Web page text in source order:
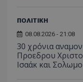
ΠΟΛΙΤΙΚΗ
08.08.2026 - 21:08
30 χρόνια
Προεδρου
Ισαάκ και